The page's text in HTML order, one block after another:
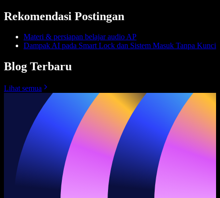
Rekomendasi Postingan
Materi & persiapan belajar audio AP
Dampak AI pada Smart Lock dan Sistem Masuk Tanpa Kunci
Blog Terbaru
Lihat semua